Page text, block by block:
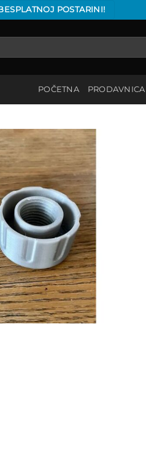
POSTARINI!
POČETNA PRODAVNICA
Add to
wishlist